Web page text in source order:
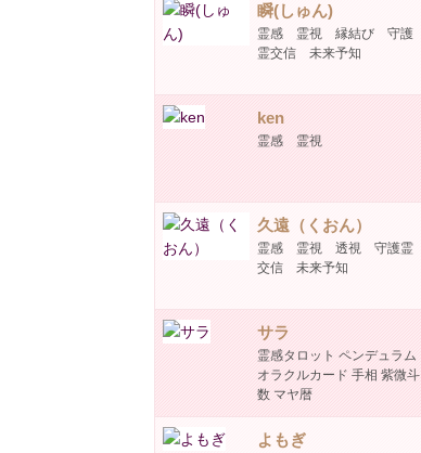
瞬(しゅん)
霊感 霊視 縁結び 守護
霊交信 未来予知
ken
霊感 霊視
久遠（くおん）
霊感 霊視 透視 守護霊
交信 未来予知
サラ
霊感タロット ペンデュラム
オラクルカード 手相 紫微斗
数 マヤ暦
よもぎ